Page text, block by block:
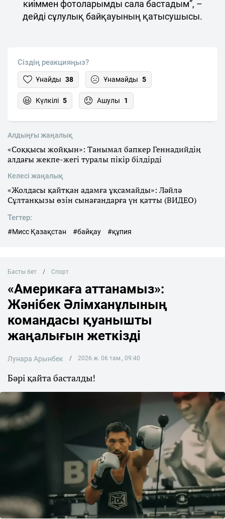
киіммен фотоларымды сала бастадым”, –
дейді сұлулық байқауының қатысушысы.
Сіздің реакцияңыз?
Ұнайды 38 Ұнамайды 5
Күлкілі 5 Ашулы 1
Алдыңғы жаңалық
«Соққысы жойқын»: Танымал бапкер Геннадийдің
алдағы жекпе-жегі туралы пікір білдірді
Келесі жаңалық
«Жолдасы қайтқан адамға ұқсамайды»: Ләйлә
Сұлтанқызы өзін сынағандарға үн қатты (ВИДЕО)
Тегтер:
#Мисс Қазақстан #байқау #құпия
Басты бет Спорт
«Америкаға аттанамыз»:
Жәнібек Әлімханұлының
командасы қуанышты
жаңалығын жеткізді
Лунара Арынбек 2026 ж. 06 там., 09:40
Бәрі қайта басталды!